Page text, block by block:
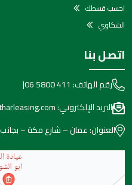
احسب قسطك
الشكاوي
اتصل بنا
رقم الهاتف: 06 5800 411
|
البريد الإلكتروني:
العنوان:عمان – شارع مكة – بجانب